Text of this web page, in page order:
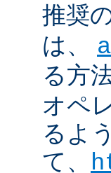
推奨
は、
る方
オペ
るよ
て、